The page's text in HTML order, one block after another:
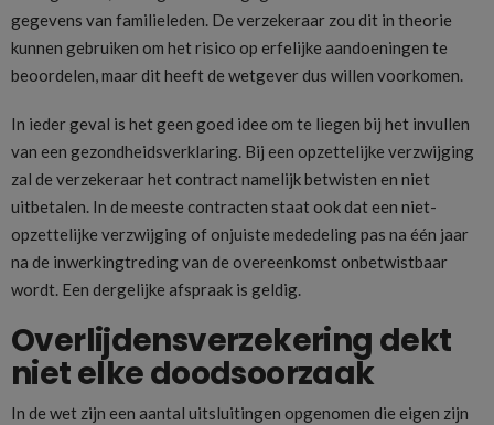
gegevens van familieleden. De verzekeraar zou dit in theorie
kunnen gebruiken om het risico op erfelijke aandoeningen te
beoordelen, maar dit heeft de wetgever dus willen voorkomen.
In ieder geval is het geen goed idee om te liegen bij het invullen
van een gezondheidsverklaring. Bij een opzettelijke verzwijging
zal de verzekeraar het contract namelijk betwisten en niet
uitbetalen. In de meeste contracten staat ook dat een niet-
opzettelijke verzwijging of onjuiste mededeling pas na één jaar
na de inwerkingtreding van de overeenkomst onbetwistbaar
wordt. Een dergelijke afspraak is geldig.
Overlijdensverzekering dekt
niet elke doodsoorzaak
In de wet zijn een aantal uitsluitingen opgenomen die eigen zijn